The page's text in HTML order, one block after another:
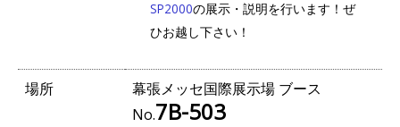
SP2000の展示・説明を行います！ぜ
ひお越し下さい！
場所
幕張メッセ国際展示場 ブース
No.7B-503